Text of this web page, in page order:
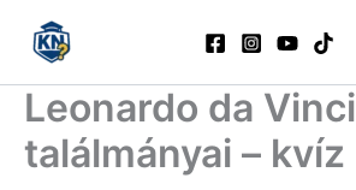
content
Leonardo da Vinci
találmányai – kvíz